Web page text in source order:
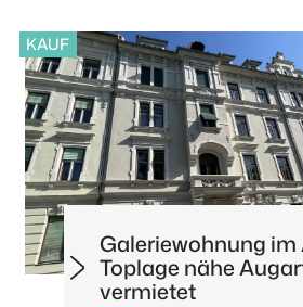
Galeriewohnung im
Toplage nähe
vermietet
KAUF